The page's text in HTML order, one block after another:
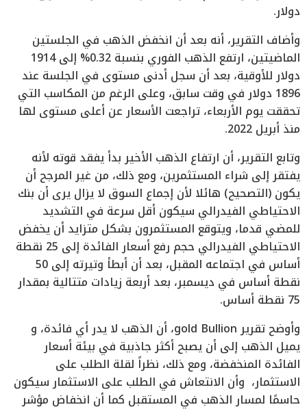
دولار.
وأضاف التقرير، أنه بعد أن انخفض الذهب في الجلستين
الماضيتين، ارتفع الذهب الفوري بنسبة 0.32% إلى 1914
دولار للأوقية، بعد أن سجل أدنى مستوى في الجلسة عند
1896 دولار في وقت سابق، وعلى الرغم من المكاسب التي
تحققت يوم الأربعاء، تراجعت الأسعار عن أعلى مستوى لها
منذ أبريل 2022.
وتابع التقرير، أن ارتفاع الذهب الأخير بدأ يفقد قوته لأنه
يفتقر إلى شراء المستثمرين، ومع ذلك، من غير المرجح أن
يكون (التصحيح) هائلا لأن إجماع السوق لا يزال يرى أن بنك
الاحتياطي الفيدرالي سيكون أقل سرعة في التشديد
للمضي قدما، ويتوقع المستثمرون بشكل متزايد أن يخفض
الاحتياطي الفيدرالي حجم رفع أسعار الفائدة إلى 25 نقطة
أساس في اجتماعه المقبل، بعد أن أبطأ وتيرته إلى 50
نقطة أساس في ديسمبر، بعد أربعة زيادات متتالية بمقدار
75 نقطة أساس.
وأوضح تقرير gold Bullion، أن الذهب لا يدر أي فائدة، و
يميل الذهب إلى أن يصبح أكثر جاذبية في بيئة أسعار
الفائدة المنخفضة، ومع ذلك، نظراً لقلة الطلب على
الاستثمار، وأن الانتعاش في الطلب على الاستثمار سيكون
حاسمًا لمسار الذهب في المستقبل كما أن انخفاض مؤشر